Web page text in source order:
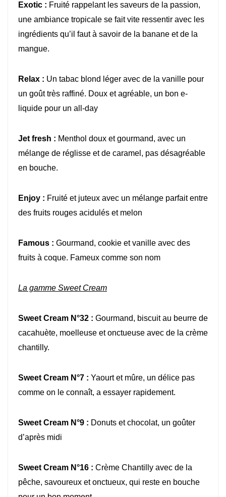
Exotic : Fruité rappelant les saveurs de la passion,
une ambiance tropicale se fait vite ressentir avec les
ingrédients qu’il faut à savoir de la banane et de la
mangue.
Relax : Un tabac blond léger avec de la vanille pour
un goût très raffiné. Doux et agréable, un bon e-
liquide pour un all-day
Jet fresh : Menthol doux et gourmand, avec un
mélange de réglisse et de caramel, pas désagréable
en bouche.
Enjoy : Fruité et juteux avec un mélange parfait entre
des fruits rouges acidulés et melon
Famous : Gourmand, cookie et vanille avec des
fruits à coque. Fameux comme son nom
La gamme Sweet Cream
Sweet Cream N°32 : Gourmand, biscuit au beurre de
cacahuète, moelleuse et onctueuse avec de la crème
chantilly.
Sweet Cream N°7 : Yaourt et mûre, un délice pas
comme on le connaît, a essayer rapidement.
Sweet Cream N°9 : Donuts et chocolat, un goûter
d’après midi
Sweet Cream N°16 : Crème Chantilly avec de la
pêche, savoureux et onctueux, qui reste en bouche